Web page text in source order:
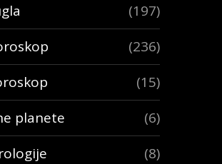
(197)
(236)
(15)
planete
(6)
(8)